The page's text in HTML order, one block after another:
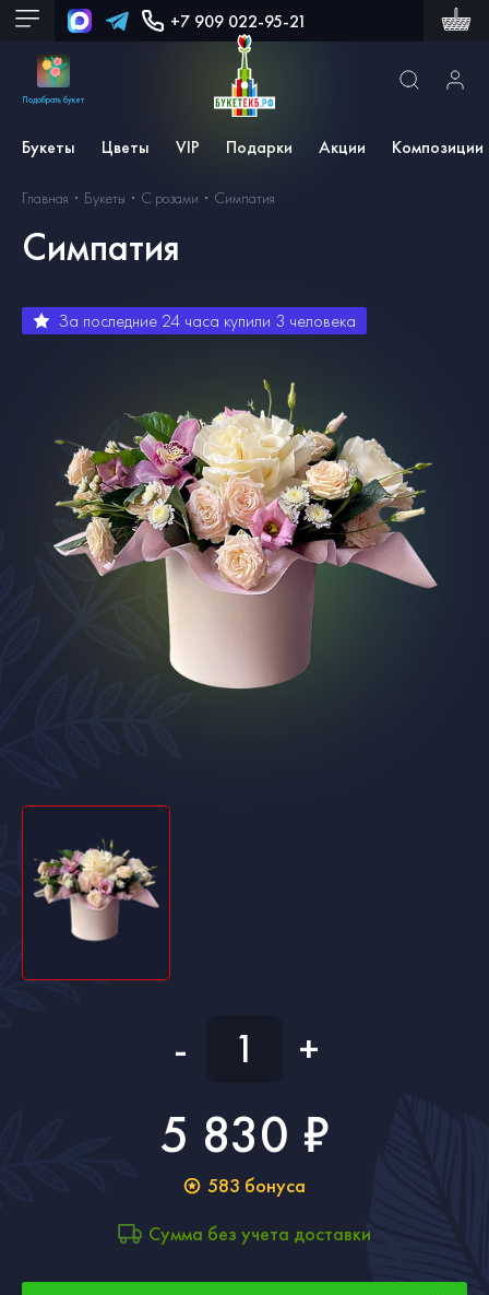
+7 909 022-95-21
Подобрать букет
Букеты Цветы VIP Подарки Акции Композиции
Главная Букеты С розами Симпатия
Симпатия
За последние 24 часа купили 3 человека
- +
5 830 ₽
583 бонуса
Сумма без учета доставки